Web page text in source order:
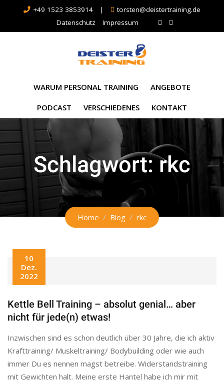
+49 1523 3853914 |
torsten@deistertraining.de
Datenschutz
Impressum
WARUM PERSONAL TRAINING ANGEBOTE
PODCAST VERSCHIEDENES KONTAKT
Schlagwort:rkc
Home Blog rkc
10
Dez.
2022
Kettle Bell Training – absolut genial… aber
nicht für jede(n) etwas!
Inzwischen sind es schon deutlich über 30 Jahre, die ich aktiv
Krafttraining/ Muskeltraining/ Bodybuilding oder wie auch
immer Du es nennen magst betreibe. Widerstandstraining
mit Gewichten halt. Meine erste Hantel habe ich mir mit